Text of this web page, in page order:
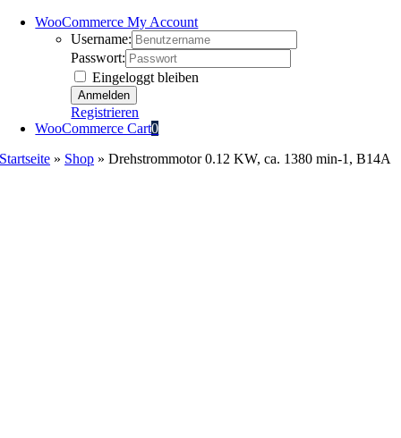
WooCommerce My Account
Username:
Passwort:
Eingeloggt bleiben
Registrieren
WooCommerce Cart0
Startseite » Shop »Drehstrommotor 0.12 KW, ca. 1380 min-1, B14A